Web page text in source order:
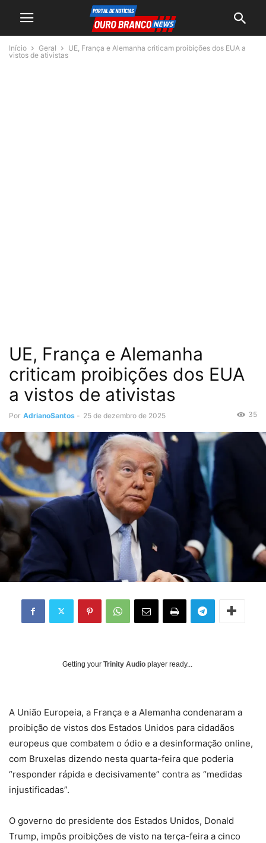
Início Geral
UE, França e Alemanha criticam proibições dos EUA a
vistos de ativistas
UE, França e Alemanha
criticam proibições dos EUA
a vistos de ativistas
Por AdrianoSantos - 25 de dezembro de 2025 35
Getting your Trinity Audio player ready...
A União Europeia, a França e a Alemanha condenaram a
proibição de vistos dos Estados Unidos para cidadãos
europeus que combatem o ódio e a desinformação online,
com Bruxelas dizendo nesta quarta-feira que poderia
“responder rápida e decisivamente” contra as “medidas
injustificadas”.
O governo do presidente dos Estados Unidos, Donald
Trump, impôs proibições de visto na terça-feira a cinco